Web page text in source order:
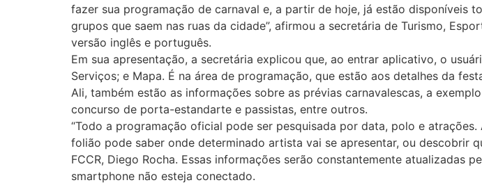
fazer sua programação de carnaval e, a partir de hoje, já estão disponíveis
grupos que saem nas ruas da cidade”, afirmou a secretária de Turismo,
versão inglês e português.
Em sua apresentação, a secretária explicou que, ao entrar aplicativo, o
Serviços; e Mapa. É na área de programação, que estão aos detalhes da
Ali, também estão as informações sobre as prévias carnavalescas, a
concurso de porta-estandarte e passistas, entre outros.
“Todo a programação oficial pode ser pesquisada por data, polo e
folião pode saber onde determinado artista vai se apresentar, ou descobrir
FCCR, Diego Rocha. Essas informações serão constantemente atualizadas
smartphone não esteja conectado.